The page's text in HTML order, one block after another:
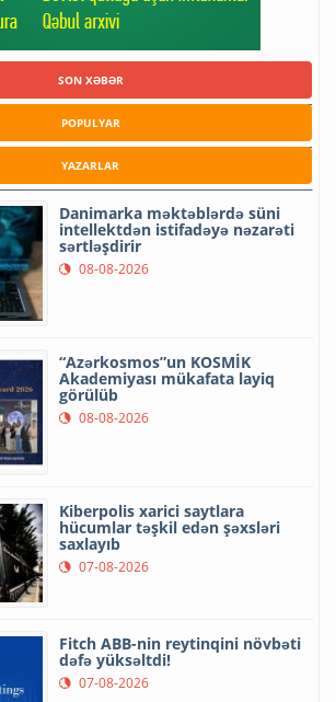
SON XƏBƏR
POPULYAR
YAZARLAR
Danimarka məktəblərdə süni
intellektdən istifadəyə nəzarəti
sərtləşdirir
08-08-2026
“Azərkosmos”un KOSMİK
Akademiyası mükafata layiq
görülüb
08-08-2026
Kiberpolis xarici saytlara
hücumlar təşkil edən şəxsləri
saxlayıb
07-08-2026
Fitch ABB-nin reytinqini növbəti
dəfə yüksəltdi!
07-08-2026